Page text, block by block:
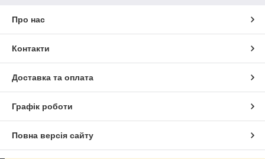
Про нас
Контакти
Доставка та оплата
Графік роботи
Повна версія сайту